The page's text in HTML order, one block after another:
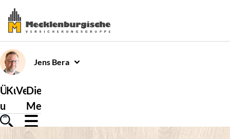
Jens Bera
Über
uns
Kundenservice
Versicherungen
Die
Mecklenburgische